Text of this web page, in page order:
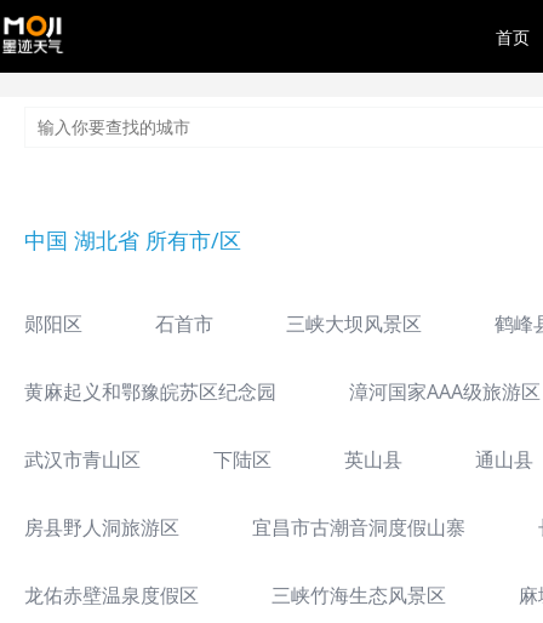
首页
中国 湖北省 所有市/区
郧阳区 石首市 三峡大坝风景区 鹤峰
黄麻起义和鄂豫皖苏区纪念园 漳河国家AAA级旅游区
武汉市青山区 下陆区 英山县 通山县
房县野人洞旅游区 宜昌市古潮音洞度假山寨
龙佑赤壁温泉度假区 三峡竹海生态风景区